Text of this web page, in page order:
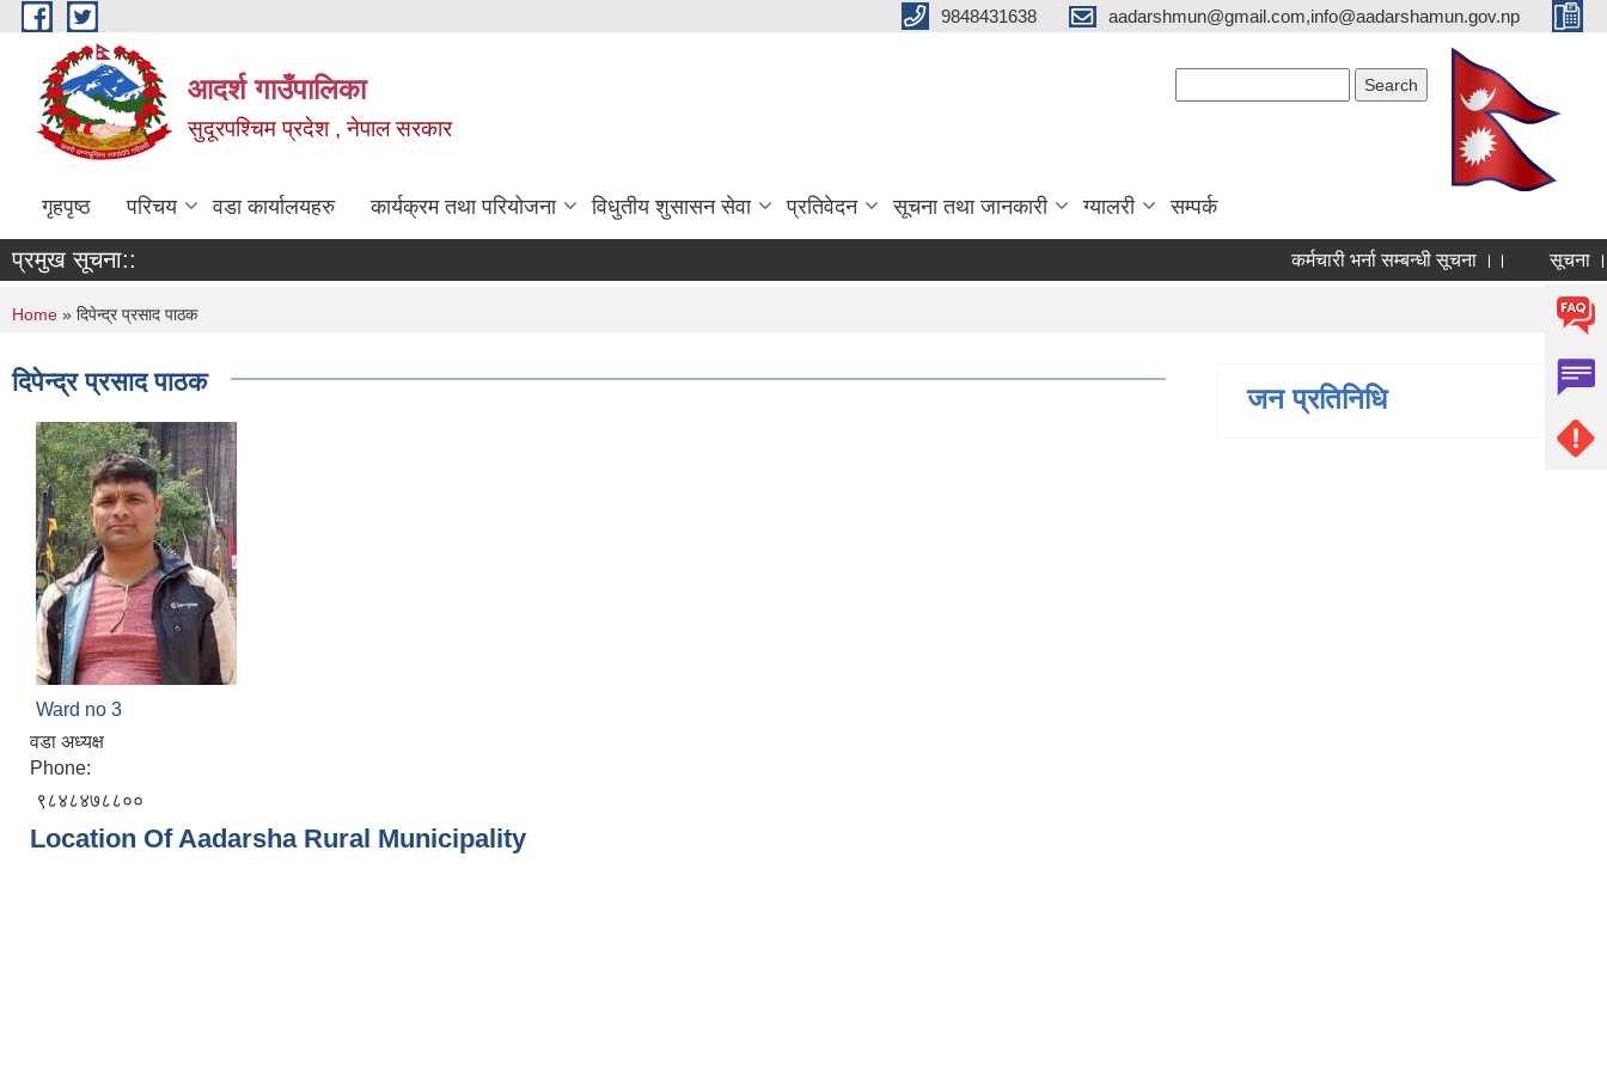
Skip to main content 9848431638 aadarshmun@gmail.com,info@aadarshamun.gov.np
आदर्श गाउँपालिका
सुदूरपश्चिम प्रदेश , नेपाल सरकार
गृहपृष्ठ परिचय वडा कार्यालयहरु कार्यक्रम तथा परियोजना विधुतीय शुसासन सेवा प्रतिवेदन सूचना तथा जानकारी ग्यालरी सम्पर्क
प्रमुख सूचना:: कर्मचारी भर्ना सम्बन्धी सूचना ।। सूचना ।
You are here
Home » दिपेन्द्र प्रसाद पाठक
दिपेन्द्र प्रसाद पाठक
Ward no 3
वडा अध्यक्ष
Phone:
९८४८४७८८००
Location Of Aadarsha Rural Municipality
जन प्रतिनिधि